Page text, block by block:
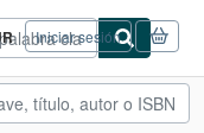
Iniciar sesión